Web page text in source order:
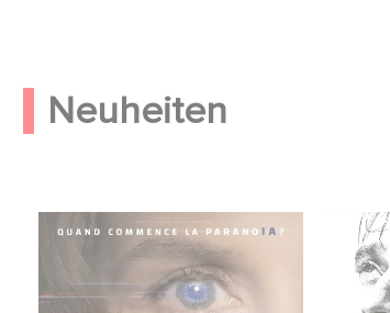
Neuheiten